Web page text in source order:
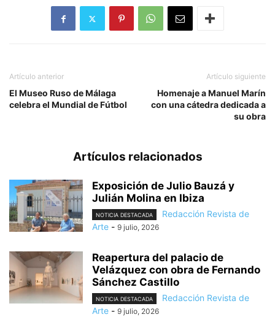
Artículo anterior
El Museo Ruso de Málaga
celebra el Mundial de Fútbol
Artículo siguiente
Homenaje a Manuel Marín
con una cátedra dedicada a
su obra
Artículos relacionados
Exposición de Julio Bauzá y
Julián Molina en Ibiza
NOTICIA DESTACADA
Redacción Revista de
Arte - 9 julio, 2026
Reapertura del palacio de
Velázquez con obra de Fernando
Sánchez Castillo
NOTICIA DESTACADA
Redacción Revista de
Arte - 9 julio, 2026